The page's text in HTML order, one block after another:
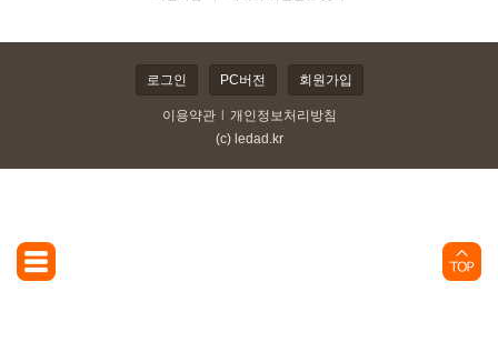
로그인 PC버전 회원가입
이용약관 l 개인정보처리방침
(c) ledad.kr